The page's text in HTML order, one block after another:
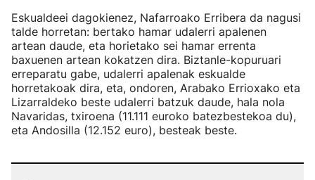
Eskualdeei dagokienez, Nafarroako Erribera da nagusi
talde horretan: bertako hamar udalerri apalenen
artean daude, eta horietako sei hamar errenta
baxuenen artean kokatzen dira. Biztanle-kopuruari
erreparatu gabe, udalerri apalenak eskualde
horretakoak dira, eta, ondoren, Arabako Errioxako eta
Lizarraldeko beste udalerri batzuk daude, hala nola
Navaridas, txiroena (11.111 euroko batezbestekoa du),
eta Andosilla (12.152 euro), besteak beste.